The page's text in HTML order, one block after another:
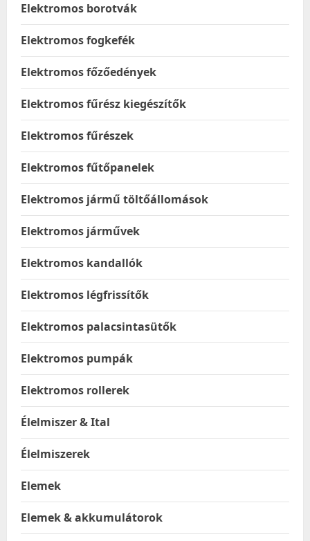
Elektromos borotvák
Elektromos fogkefék
Elektromos főzőedények
Elektromos fűrész kiegészítők
Elektromos fűrészek
Elektromos fűtőpanelek
Elektromos jármű töltőállomások
Elektromos járművek
Elektromos kandallók
Elektromos légfrissítők
Elektromos palacsintasütők
Elektromos pumpák
Elektromos rollerek
Élelmiszer & Ital
Élelmiszerek
Elemek
Elemek & akkumulátorok